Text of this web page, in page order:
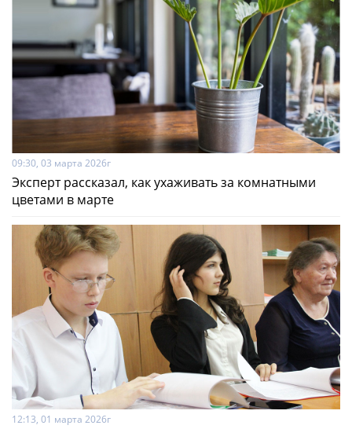
09:30, 03 марта 2026г
Эксперт рассказал, как ухаживать за комнатными
цветами в марте
12:13, 01 марта 2026г